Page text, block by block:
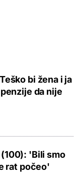
bi žena i ja
da nije
'Bili smo
rat počeo'